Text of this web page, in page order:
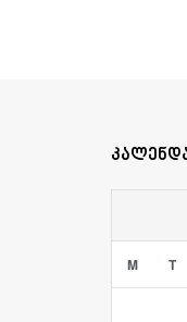
M T